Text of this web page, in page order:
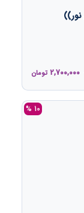
2,700,000 تومان
10 %